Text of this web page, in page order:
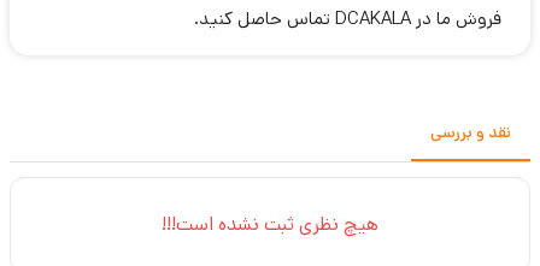
فروش ما در DCAKALA تماس حاصل کنید.
نقد و بررسی
هیچ نظری ثبت نشده است!!!